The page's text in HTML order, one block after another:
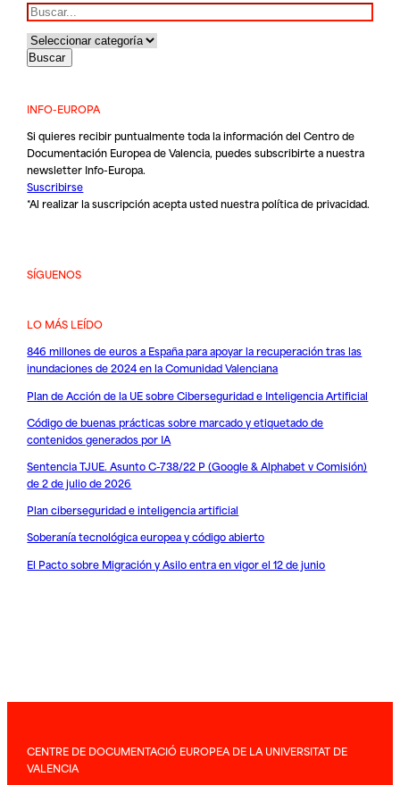
Buscar
INFO-EUROPA
Si quieres recibir puntualmente toda la información del Centro de
Documentación Europea de Valencia, puedes subscribirte a nuestra
newsletter Info-Europa.
Suscribirse
*Al realizar la suscripción acepta usted nuestrapolítica de privacidad.
SÍGUENOS
LO MÁS LEÍDO
846 millones de euros a España para apoyar la recuperación tras las
inundaciones de 2024 en la Comunidad Valenciana
Plan de Acción de la UE sobre Ciberseguridad e Inteligencia Artificial
Código de buenas prácticas sobre marcado y etiquetado de
contenidos generados por IA
Sentencia TJUE. Asunto C-738/22 P (Google & Alphabet v Comisión)
de 2 de julio de 2026
Plan ciberseguridad e inteligencia artificial
Soberanía tecnológica europea y código abierto
El Pacto sobre Migración y Asilo entra en vigor el 12 de junio
CENTRE DE DOCUMENTACIÓ EUROPEA DE LA UNIVERSITAT DE
VALENCIA